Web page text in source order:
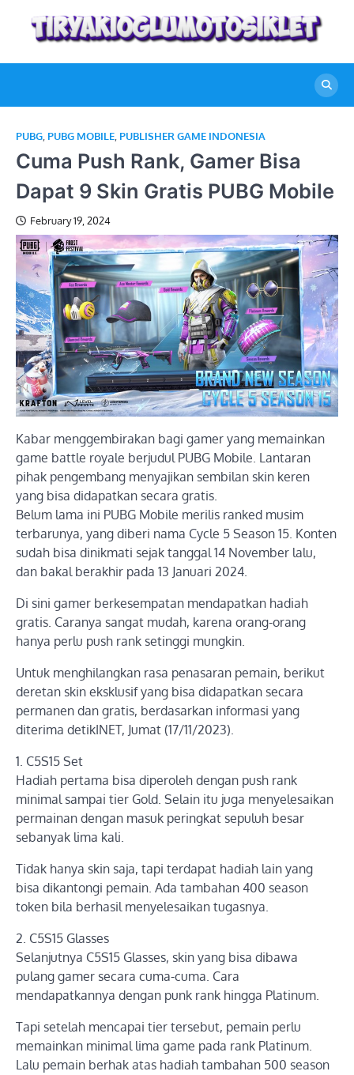
content
PUBG, PUBG MOBILE, PUBLISHER GAME INDONESIA
Cuma Push Rank, Gamer Bisa
Dapat 9 Skin Gratis PUBG Mobile
February 19, 2024
Kabar menggembirakan bagi gamer yang memainkan
game battle royale berjudul PUBG Mobile. Lantaran
pihak pengembang menyajikan sembilan skin keren
yang bisa didapatkan secara gratis.
Belum lama ini PUBG Mobile merilis ranked musim
terbarunya, yang diberi nama Cycle 5 Season 15. Konten
sudah bisa dinikmati sejak tanggal 14 November lalu,
dan bakal berakhir pada 13 Januari 2024.
Di sini gamer berkesempatan mendapatkan hadiah
gratis. Caranya sangat mudah, karena orang-orang
hanya perlu push rank setinggi mungkin.
Untuk menghilangkan rasa penasaran pemain, berikut
deretan skin eksklusif yang bisa didapatkan secara
permanen dan gratis, berdasarkan informasi yang
diterima detikINET, Jumat (17/11/2023).
1. C5S15 Set
Hadiah pertama bisa diperoleh dengan push rank
minimal sampai tier Gold. Selain itu juga menyelesaikan
permainan dengan masuk peringkat sepuluh besar
sebanyak lima kali.
Tidak hanya skin saja, tapi terdapat hadiah lain yang
bisa dikantongi pemain. Ada tambahan 400 season
token bila berhasil menyelesaikan tugasnya.
2. C5S15 Glasses
Selanjutnya C5S15 Glasses, skin yang bisa dibawa
pulang gamer secara cuma-cuma. Cara
mendapatkannya dengan punk rank hingga Platinum.
Tapi setelah mencapai tier tersebut, pemain perlu
memainkan minimal lima game pada rank Platinum.
Lalu pemain berhak atas hadiah tambahan 500 season